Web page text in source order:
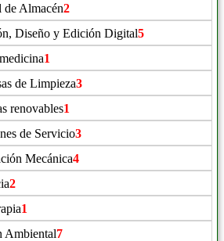
de Almacén2
Diseño y Edición Digital5
1
de Limpieza3
renovables1
de Servicio3
Mecánica4
2
1
Ambiental7